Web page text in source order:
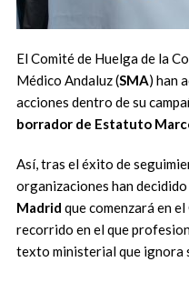
El Comité de Huelga de la
Médico Andaluz (SMA) han
acciones dentro de su
borrador de Estatuto
Así, tras el éxito de
organizaciones han
Madrid que comenzará en
recorrido en el que
texto ministerial que ignora